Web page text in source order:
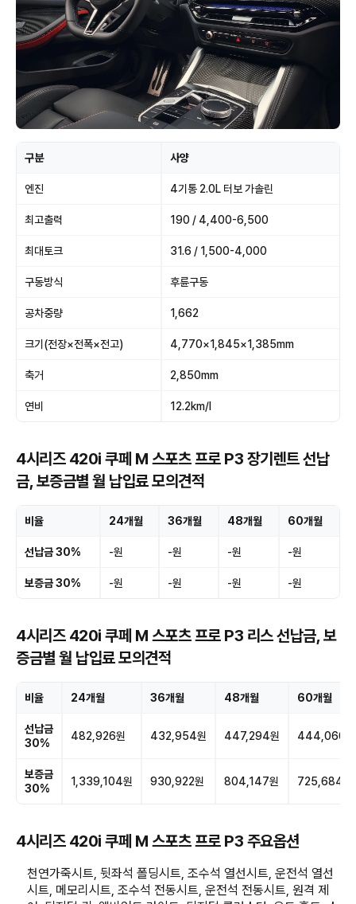
구분 사양
엔진 4기통 2.0L 터보 가솔린
최고출력 190 / 4,400-6,500
최대토크 31.6 / 1,500-4,000
구동방식 후륜구동
공차중량 1,662
크기(전장×전폭×전고) 4,770×1,845×1,385mm
축거 2,850mm
연비 12.2km/l
4시리즈 420i 쿠페 M 스포츠 프로 P3 장기렌트 선납
금, 보증금별 월 납입료 모의견적
비율 24개월 36개월 48개월 60개월
선납금 30% -원 -원 -원 -원
보증금 30% -원 -원 -원 -원
4시리즈 420i 쿠페 M 스포츠 프로 P3 리스 선납금, 보
증금별 월 납입료 모의견적
비율 24개월 36개월 48개월 60개월
선납금
30%
482,926원 432,954원 447,294원 444,060원
보증금
30%
1,339,104원 930,922원 804,147원 725,684원
4시리즈 420i 쿠페 M 스포츠 프로 P3 주요옵션
천연가죽시트, 뒷좌석 폴딩시트, 조수석 열선시트, 운전석 열선
시트, 메모리시트, 조수석 전동시트, 운전석 전동시트, 원격 제